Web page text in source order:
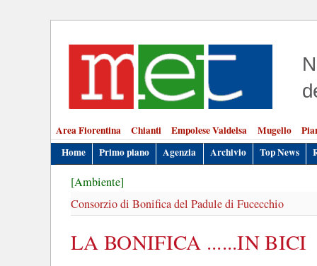
Area Fiorentina Chianti Empolese Valdelsa Mugello
Home
Primo piano Agenzia Archivio Top News
[Ambiente]
Consorzio di Bonifica del Padule di Fucecchio
LA BONIFICA ......IN BICI